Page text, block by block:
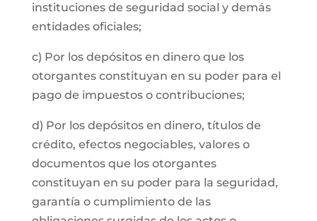
instituciones de seguridad social y demás
entidades oficiales;
c) Por los depósitos en dinero que los
otorgantes constituyan en su poder para el
pago de impuestos o contribuciones;
d) Por los depósitos en dinero, títulos de
crédito, efectos negociables, valores o
documentos que los otorgantes
constituyan en su poder para la seguridad,
garantía o cumplimiento de las